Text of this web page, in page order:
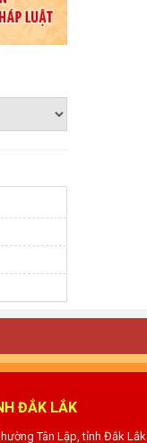
ĐẮK LẮK
Tân Lập, tỉnh Đắk Lắk